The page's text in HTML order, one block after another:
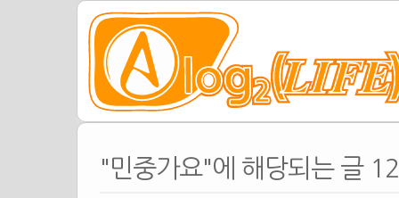
"민중가요"에 해당되는 글